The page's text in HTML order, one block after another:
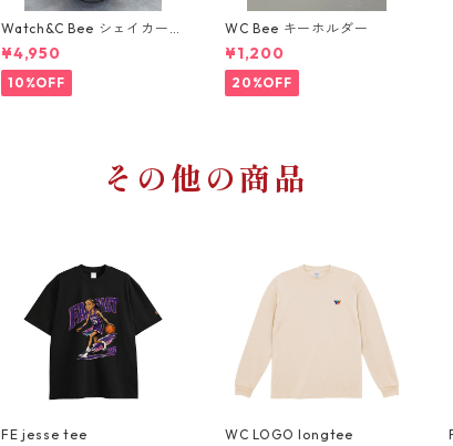
Watch&C Bee シェイカー
Web限定10点‼️
¥4,950
10%OFF
WC Bee キーホルダー
¥1,200
20%OFF
その他の商品
FE jesse tee WC LOGO longtee